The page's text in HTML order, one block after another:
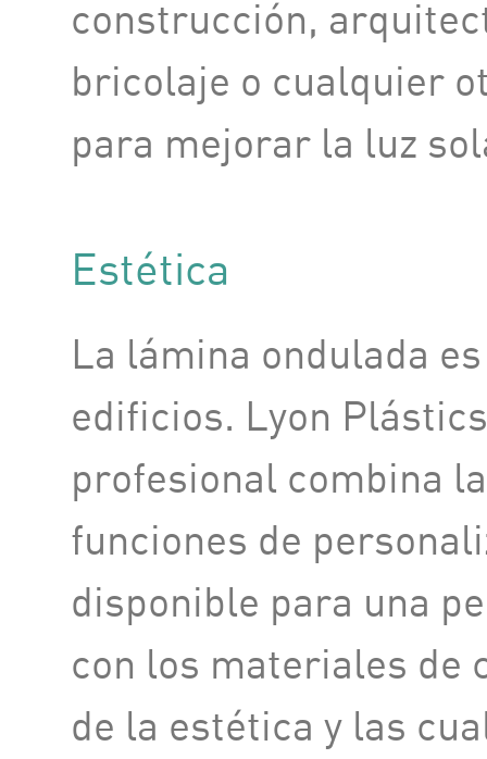
construcción,
bricolaje o cualquier
para mejorar la luz
Estética
La lámina ondulada
edificios. Lyon
profesional combina
funciones de
disponible para una
con los materiales de
de la estética y las